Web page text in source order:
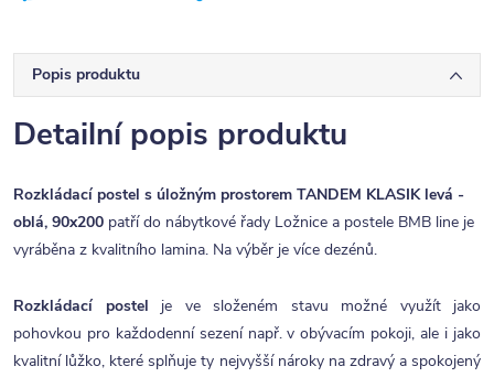
Popis produktu
Detailní popis produktu
Rozkládací postel s úložným prostorem TANDEM KLASIK levá -
oblá, 90x200 patří do nábytkové řady Ložnice a postele BMB line je
vyráběna z kvalitního lamina. Na výběr je více dezénů.
Rozkládací postel je ve složeném stavu možné využít jako
pohovkou pro každodenní sezení např. v obývacím pokoji, ale i jako
kvalitní lůžko, které splňuje ty nejvyšší nároky na zdravý a spokojený